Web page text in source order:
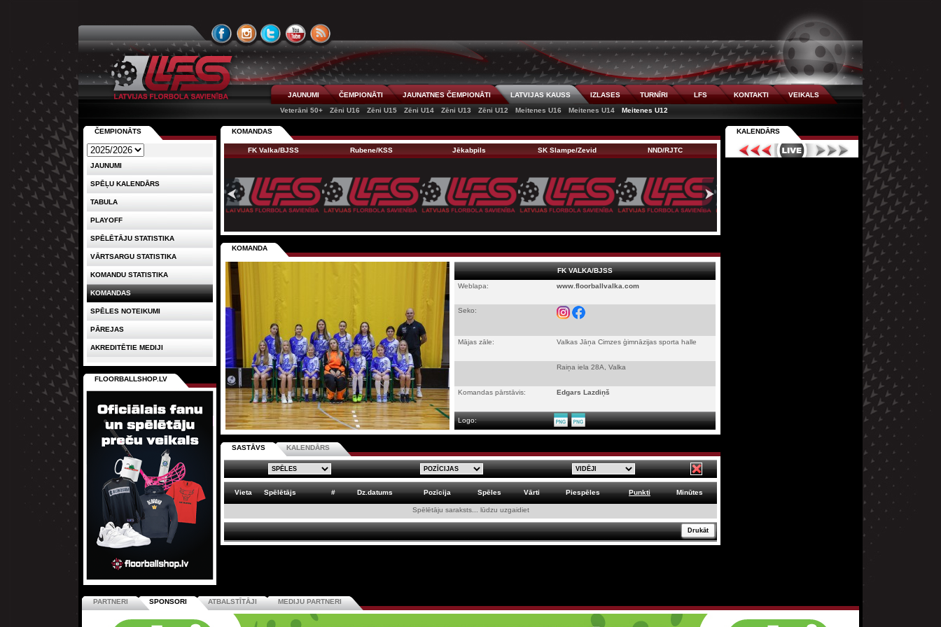
JAUNUMI ČEMPIONĀTI JAUNATNES ČEMPIONĀTI LATVIJAS KAUSS IZLASES TURNĪRI LFS KONTAKTI
VEIKALS
Veterāni 50+
Zēni U16 Zēni U15 Zēni U14 Zēni U13 Zēni U12 Meitenes U16 Meitenes U14 Meitenes U12
KOMANDAS
FK Valka/BJSS Rubene/KSS Jēkabpils SK Slampe/Zevid NND/RJTC Lielvārde Ķekavas Bulldogs
KOMANDA
FK VALKA/BJSS
Weblapa:
www.floorballvalka.com
Seko:
Mājas zāle: Valkas Jāņa Cimzes ģimnāzijas sporta halle
Raiņa iela 28A, Valka
Komandas pārstāvis: Edgars Lazdiņš
Logo:
SASTĀVS KALENDĀRS
Vieta Spēlētājs # Dz.datums Pozīcija Spēles Vārti Piespēles Punkti Minūtes
Spēlētāju saraksts... lūdzu uzgaidiet
Drukāt
ČEMPIONĀTS
JAUNUMI
SPĒĻU KALENDĀRS
TABULA
PLAYOFF
SPĒLĒTĀJU STATISTIKA
VĀRTSARGU STATISTIKA
KOMANDU STATISTIKA
KOMANDAS
SPĒLES NOTEIKUMI
PĀREJAS
AKREDITĒTIE MEDIJI
FLOORBALLSHOP.LV
KALENDĀRS
PARTNERI SPONSORI ATBALSTĪTĀJI MEDIJU PARTNERI